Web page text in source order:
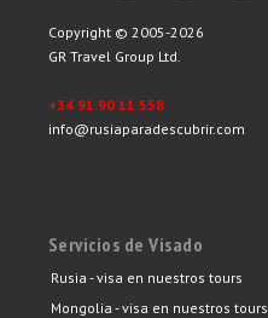
Copyright © 2005-2026
GR Travel Group Ltd.
+34 91 90 11 558
info@rusiaparadescubrir.com
Servicios de Visado
Rusia - visa en nuestros tours
Mongolia - visa en nuestros tours